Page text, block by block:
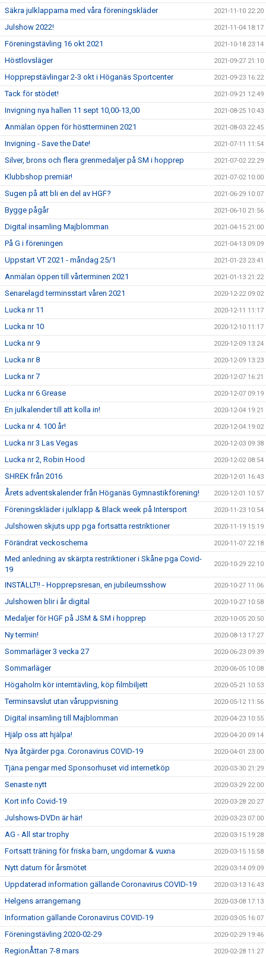
Säkra julklapparna med våra föreningskläder 2021-11-10 22:20
Julshow 2022! 2021-11-04 18:17
Föreningstävling 16 okt 2021 2021-10-18 23:14
Höstlovsläger 2021-09-27 21:10
Hopprepstävlingar 2-3 okt i Höganäs Sportcenter 2021-09-23 16:22
Tack för stödet! 2021-09-21 12:49
Invigning nya hallen 11 sept 10,00-13,00 2021-08-25 10:43
Anmälan öppen för höstterminen 2021 2021-08-03 22:45
Invigning - Save the Date! 2021-07-11 11:54
Silver, brons och flera grenmedaljer på SM i hopprep 2021-07-02 22:29
Klubbshop premiär! 2021-07-02 10:00
Sugen på att bli en del av HGF? 2021-06-29 10:07
Bygge pågår 2021-06-10 21:56
Digital insamling Majblomman 2021-04-15 21:00
På G i föreningen 2021-04-13 09:09
Uppstart VT 2021 - måndag 25/1 2021-01-23 23:41
Anmälan öppen till vårterminen 2021 2021-01-13 21:22
Senarelagd terminsstart våren 2021 2020-12-22 09:02
Lucka nr 11 2020-12-11 11:17
Lucka nr 10 2020-12-10 11:17
Lucka nr 9 2020-12-09 13:24
Lucka nr 8 2020-12-09 13:23
Lucka nr 7 2020-12-07 16:21
Lucka nr 6 Grease 2020-12-07 09:19
En julkalender till att kolla in! 2020-12-04 19:21
Lucka nr 4. 100 år! 2020-12-04 19:02
Lucka nr 3 Las Vegas 2020-12-03 09:38
Lucka nr 2, Robin Hood 2020-12-02 08:54
SHREK från 2016 2020-12-01 16:43
Årets adventskalender från Höganäs Gymnastikförening! 2020-12-01 10:57
Föreningskläder i julklapp & Black week på Intersport 2020-11-23 10:54
Julshowen skjuts upp pga fortsatta restriktioner 2020-11-19 15:19
Förändrat veckoschema 2020-11-07 22:18
Med anledning av skärpta restriktioner i Skåne pga Covid-
19
2020-10-29 22:10
INSTÄLLT!! - Hopprepsresan, en jubileumsshow 2020-10-27 11:06
Julshowen blir i år digital 2020-10-27 10:58
Medaljer för HGF på JSM & SM i hopprep 2020-10-05 20:50
Ny termin! 2020-08-13 17:27
Sommarläger 3 vecka 27 2020-06-23 09:39
Sommarläger 2020-06-05 10:08
Högaholm kör interntävling, köp filmbiljett 2020-05-21 10:53
Terminsavslut utan våruppvisning 2020-05-12 11:56
Digital insamling till Majblomman 2020-04-23 10:55
Hjälp oss att hjälpa! 2020-04-20 09:14
Nya åtgärder pga. Coronavirus COVID-19 2020-04-01 23:00
Tjäna pengar med Sponsorhuset vid internetköp 2020-03-30 21:29
Senaste nytt 2020-03-29 22:00
Kort info Covid-19 2020-03-28 20:27
Julshows-DVDn är här! 2020-03-23 07:00
AG - All star trophy 2020-03-15 19:28
Fortsatt träning för friska barn, ungdomar & vuxna 2020-03-15 15:58
Nytt datum för årsmötet 2020-03-14 09:09
Uppdaterad information gällande Coronavirus COVID-19 2020-03-13 16:43
Helgens arrangemang 2020-03-08 17:13
Information gällande Coronavirus COVID-19 2020-03-05 16:07
Föreningstävling 2020-02-29 2020-02-29 19:46
RegionÅttan 7-8 mars 2020-02-28 11:27